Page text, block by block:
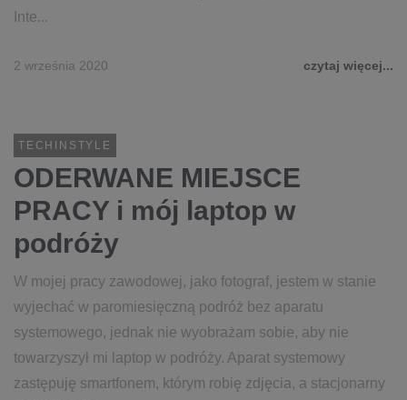
Inte...
2 września 2020 czytaj więcej...
TECHINSTYLE
ODERWANE MIEJSCE
PRACY i mój laptop w
podróży
W mojej pracy zawodowej, jako fotograf, jestem w stanie
wyjechać w paromiesięczną podróż bez aparatu
systemowego, jednak nie wyobrażam sobie, aby nie
towarzyszył mi laptop w podróży. Aparat systemowy
zastępuję smartfonem, którym robię zdjęcia, a stacjonarny